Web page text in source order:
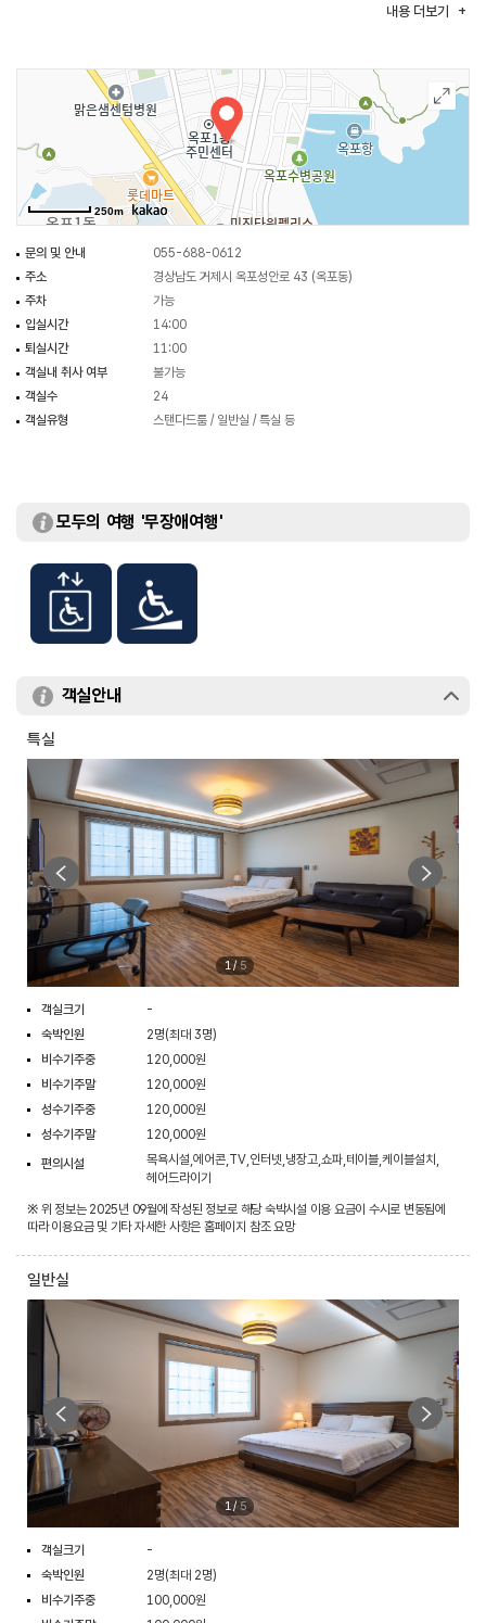
내용 더보기
250m
문의 및 안내
055-688-0612
주소
경상남도 거제시 옥포성안로 43 (옥포동)
주차
가능
입실시간
14:00
퇴실시간
11:00
객실내 취사 여부
불가능
객실수
24
객실유형
스탠다드룸 / 일반실 / 특실 등
모두의 여행 '무장애여행'
객실안내
특실
1 / 5
객실크기
-
숙박인원
2명(최대 3명)
비수기주중
120,000원
비수기주말
120,000원
성수기주중
120,000원
성수기주말
120,000원
편의시설
목욕시설,에어콘,TV,인터넷,냉장고,쇼파,테이블,케이블설치,
헤어드라이기
※ 위 정보는 2025년 09월에 작성된 정보로 해당 숙박시설 이용 요금이 수시로 변동됨에
따라 이용요금 및 기타 자세한 사항은 홈페이지 참조 요망
일반실
1 / 5
객실크기
-
숙박인원
2명(최대 2명)
비수기주중
100,000원